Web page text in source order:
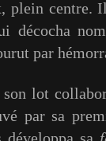
plein
décocha
par
lot
par sa